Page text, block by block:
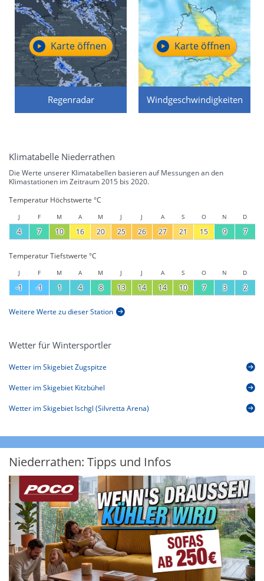
Regenradar
Karte öffnen
Windgeschwindigkeiten
Karte öffnen
Klimatabelle Niederrathen
Die Werte unserer Klimatabellen basieren auf Messungen an den
Klimastationen im Zeitraum 2015 bis 2020.
Temperatur Höchstwerte °C
J F M A M J J A S O N D
4 7 10 16 20 25 26 27 21 15 9 7
Temperatur Tiefstwerte °C
J F M A M J J A S O N D
-1 -1 1 4 8 13 14 14 10 7 3 2
Weitere Werte zu dieser Station
Wetter für Wintersportler
Wetter im Skigebiet Zugspitze
Wetter im Skigebiet Kitzbühel
Wetter im Skigebiet Ischgl (Silvretta Arena)
Niederrathen: Tipps und Infos